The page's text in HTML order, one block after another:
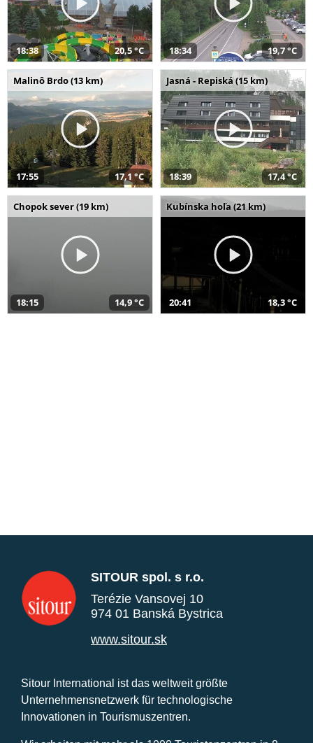
18:38 20,5 °C 18:34 19,7 °C
Malinô Brdo (13 km)
17:55 17,1 °C
Jasná - Repiská (15 km)
18:39 17,4 °C
Chopok sever (19 km)
18:15 14,9 °C
Kubínska hoľa (21 km)
20:41 18,3 °C
SITOUR spol. s r.o.
Terézie Vansovej 10
974 01 Banská Bystrica
www.sitour.sk
Sitour International ist das weltweit größte
Unternehmensnetzwerk für technologische
Innovationen in Tourismuszentren.